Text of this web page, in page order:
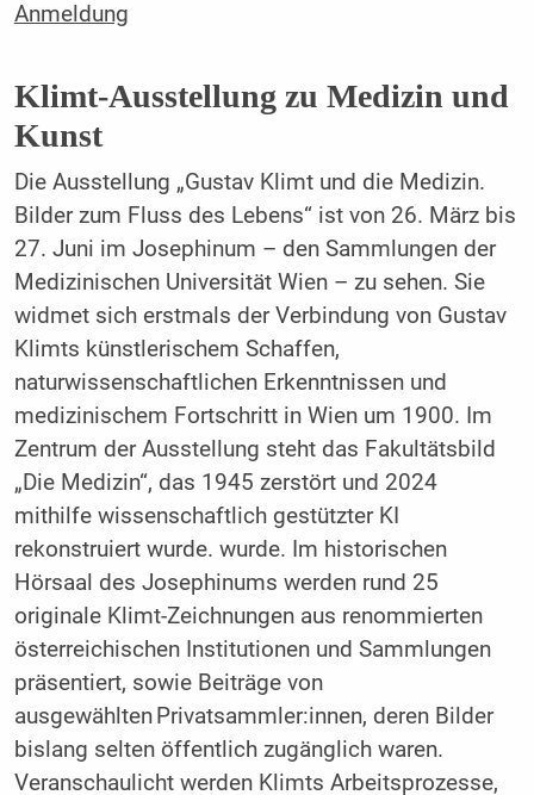
Anmeldung
Klimt-Ausstellung zu Medizin und
Kunst
Die Ausstellung „Gustav Klimt und die Medizin.
Bilder zum Fluss des Lebens“ ist von 26. März bis
27. Juni im Josephinum – den Sammlungen der
Medizinischen Universität Wien – zu sehen. Sie
widmet sich erstmals der Verbindung von Gustav
Klimts künstlerischem Schaffen,
naturwissenschaftlichen Erkenntnissen und
medizinischem Fortschritt in Wien um 1900. Im
Zentrum der Ausstellung steht das Fakultätsbild
„Die Medizin“, das 1945 zerstört und 2024
mithilfe wissenschaftlich gestützter KI
rekonstruiert wurde. wurde. Im historischen
Hörsaal des Josephinums werden rund 25
originale Klimt-Zeichnungen aus renommierten
österreichischen Institutionen und Sammlungen
präsentiert, sowie Beiträge von
ausgewählten Privatsammler:innen, deren Bilder
bislang selten öffentlich zugänglich waren.
Veranschaulicht werden Klimts Arbeitsprozesse,